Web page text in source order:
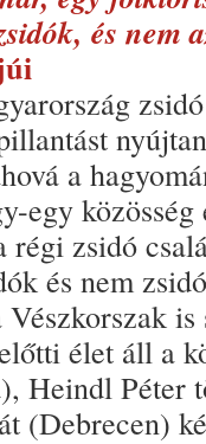
és nem
a
egy
régi zsidó
és nem
élet áll a
Heindl Péter
(Debrecen)